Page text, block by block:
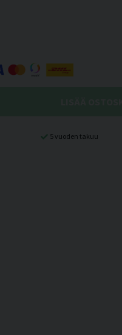
5 vuoden takuu